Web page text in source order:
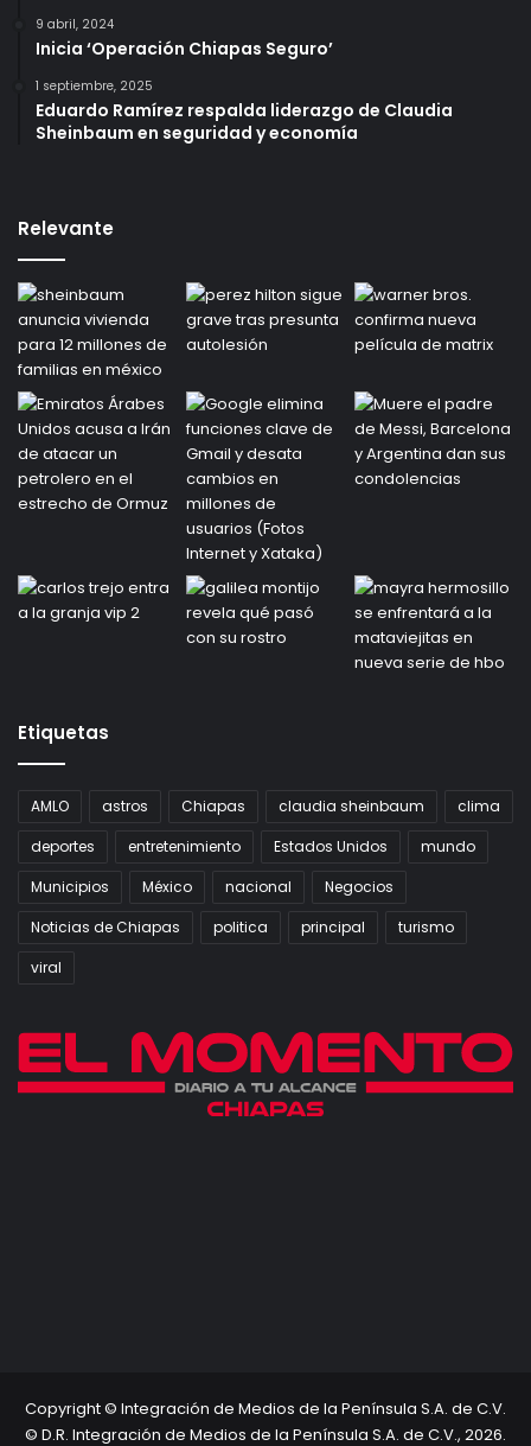
9 abril, 2024
Inicia ‘Operación Chiapas Seguro’
1 septiembre, 2025
Eduardo Ramírez respalda liderazgo de Claudia
Sheinbaum en seguridad y economía
Relevante
Etiquetas
AMLO astros Chiapas claudia sheinbaum
clima
deportes
entretenimiento Estados Unidos
mundo
Municipios
México nacional
Negocios
Noticias de Chiapas
politica principal
turismo
viral
Copyright © Integración de Medios de la Península S.A. de C.V.
© D.R. Integración de Medios de la Península S.A. de C.V., 2026.